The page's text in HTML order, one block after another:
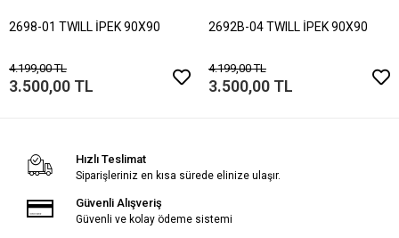
2698-01 TWILL İPEK 90X90
4.199,00 TL
3.500,00 TL
2692B-04 TWILL İPEK 90X90
4.199,00 TL
3.500,00 TL
Hızlı Teslimat
Siparişleriniz en kısa sürede elinize ulaşır.
Güvenli Alışveriş
Güvenli ve kolay ödeme sistemi